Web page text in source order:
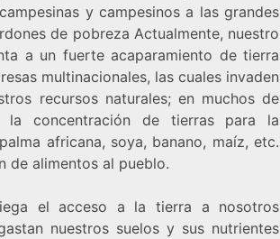
y campesinos a las grandes
de pobreza Actualmente, nuestro
a un fuerte acaparamiento de tierra
multinacionales, las cuales invaden
recursos naturales; en muchos de
la concentración de tierras para la
africana, soya, banano, maíz, etc.
de alimentos al pueblo.
el acceso a la tierra a nosotros
nuestros suelos y sus nutrientes